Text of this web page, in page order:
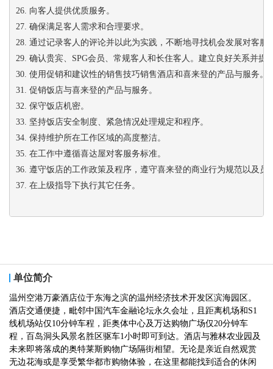
26. 向客人提供优质服务。
27. 确保满足客人需求和合理要求。
28. 通过记录客人的评论并以此为实践，不断地寻找机会发展对客服
29. 确认贵宾、SPG会员、常规客人和长住客人。建立良好关系并提
30. 使用促销和建议性的销售技巧销售酒店和喜来登的产品与服务。
31. 促销饭店与喜来登的产品与服务。
32. 保守饭店机密。
33. 坚持饭店安全制度、紧急情况处理规定和程序。
34. 保持维护所在工作区域的高度整洁。
35. 在工作中遵循喜达屋对客服务标准。
36. 遵守饭店的工作政策及程序，遵守喜来登的商业行为规范以及员
37. 在上级指导下执行其它任务。
单位简介
温州空港万豪酒店位于东海之滨的温州经济技术开发区滨海园区。
酒店交通便捷，毗邻中国汽车金融论坛永久会址，且距离机场和S1
线机场站仅10分钟车程，距奥体中心及万达购物广场仅20分钟车
程，百岛洞头风景名胜区驱车1小时即可到达。酒店与雅林农业园及
未来即将落成的奥特莱斯购物广场隔街相望。无论是亲近自然观赏
无边花海或是享受繁华都市购物体验，在这里都能找到适合的休闲